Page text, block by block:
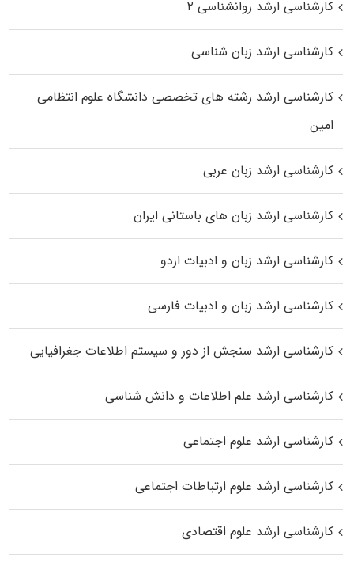
کارشناسی ارشد روانشناسی ۲
کارشناسی ارشد زبان شناسی
کارشناسی ارشد رﺷﺘﻪ ﻫﺎی تخصصی داﻧﺸﮕﺎه ﻋﻠﻮم انتظامی
اﻣﻴﻦ
کارشناسی ارشد زبان عربی
کارشناسی ارشد زبان‌ های باستانی ایران
کارشناسی ارشد زبان و ادبیات اردو
کارشناسی ارشد زبان و ادبیات فارسی
کارشناسی ارشد سنجش از دور و سیستم اطلاعات جغرافیایی
کارشناسی ارشد علم اطلاعات و دانش شناسی
کارشناسی ارشد علوم اجتماعی
کارشناسی ارشد علوم ارتباطات اجتماعی
کارشناسی ارشد علوم اقتصادی